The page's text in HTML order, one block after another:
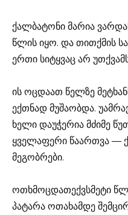
ქალბატონი მარია
წლის იყო. და თითქმის
ერთი სიტყვაც არ
ის ოცდაათ წელზე
ექთნად მუშაობდა.
ხელი დაუჭერია მძიმე
ყველაფერი წაართვა —
მეგობრები.
ოთხმოცდათექვსმეტი
პატარა ოთახამდე